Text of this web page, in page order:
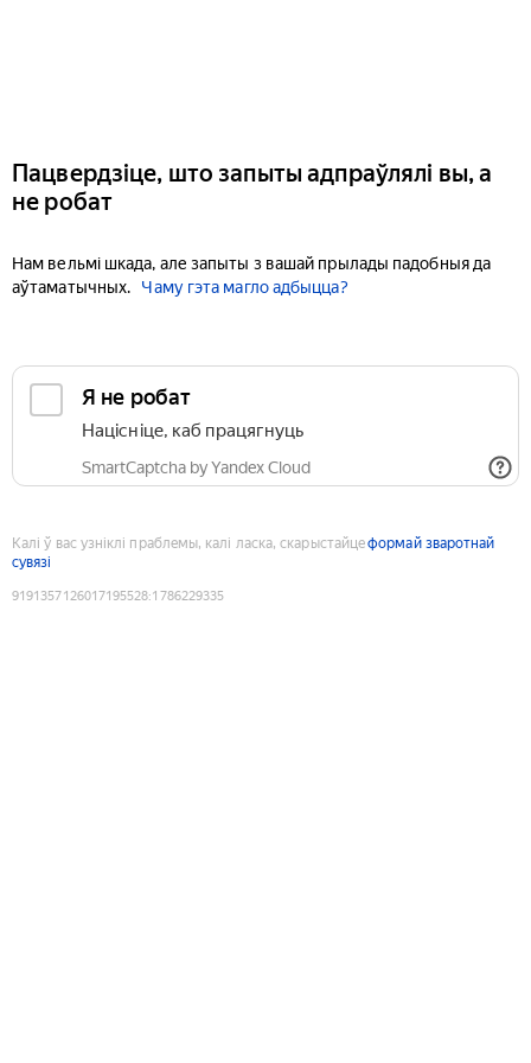
Пацвердзіце, што запыты адпраўлялі вы, а
не робат
Нам вельмі шкада, але запыты з вашай прылады падобныя да
аўтаматычных.
Чаму гэта магло адбыцца?
Я не робат
Націсніце, каб працягнуць
SmartCaptcha by Yandex Cloud
Калі ў вас узніклі праблемы, калі ласка, скарыстайцеформай зваротнай
сувязі
9191357126017195528:1786229335